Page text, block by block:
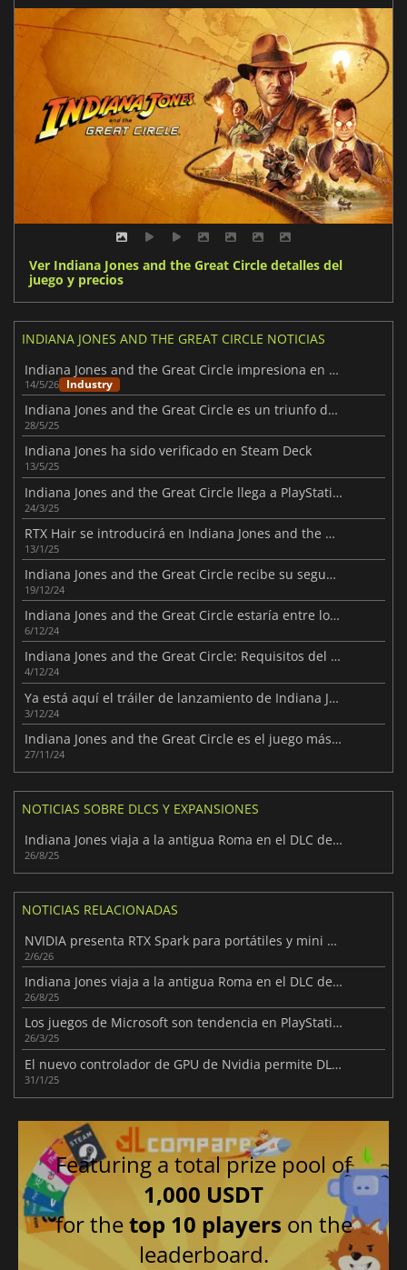
Ver Indiana Jones and the Great Circle detalles del
juego y precios
INDIANA JONES AND THE GREAT CIRCLE NOTICIAS
Indiana Jones and the Great Circle impresiona en Nintendo Switch 2
14/5/26 Industry
Indiana Jones and the Great Circle es un triunfo del juego con licencia
28/5/25
Indiana Jones ha sido verificado en Steam Deck
13/5/25
Indiana Jones and the Great Circle llega a PlayStation 5 el 17 de abril
24/3/25
RTX Hair se introducirá en Indiana Jones and the Great Circle
13/1/25
Indiana Jones and the Great Circle recibe su segundo gran parche
19/12/24
Indiana Jones and the Great Circle estaría entre lo mejor de 2024
6/12/24
Indiana Jones and the Great Circle: Requisitos del sistema para PC
4/12/24
Ya está aquí el tráiler de lanzamiento de Indiana Jones and the Great Circle
3/12/24
Indiana Jones and the Great Circle es el juego más largo de MachineGames hasta la fecha
27/11/24
NOTICIAS SOBRE DLCS Y EXPANSIONES
Indiana Jones viaja a la antigua Roma en el DLC de The Order of Giants
26/8/25
NOTICIAS RELACIONADAS
NVIDIA presenta RTX Spark para portátiles y mini PC Arm
2/6/26
Indiana Jones viaja a la antigua Roma en el DLC de The Order of Giants
26/8/25
Los juegos de Microsoft son tendencia en PlayStation Store
26/3/25
El nuevo controlador de GPU de Nvidia permite DLSS 4 en juegos y aplicaciones
31/1/25
Featuring a total prize pool of
1,000 USDT
for thetop 10 players on the
leaderboard.